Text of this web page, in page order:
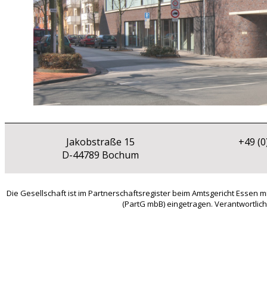
Jakobstraße 15
D-44789 Bochum
+49
Die Gesellschaft ist im Partnerschaftsregister beim Amtsgericht Essen
(PartG mbB) eingetragen.